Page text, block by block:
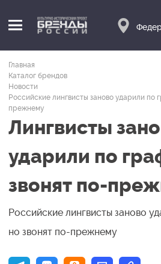
Главная
Каталог брендов
Новости
Российские лингвисты заново ударили по
прежнему
Лингвисты
ударили по
звонят по-
Российские лингвисты заново
но звонят по-прежнему